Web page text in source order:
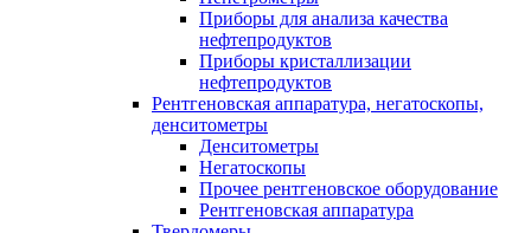
Приборы для анализа качества
нефтепродуктов
Приборы кристаллизации
нефтепродуктов
Рентгеновская аппаратура, негатоскопы,
денситометры
Денситометры
Негатоскопы
Прочее рентгеновское оборудование
Рентгеновская аппаратура